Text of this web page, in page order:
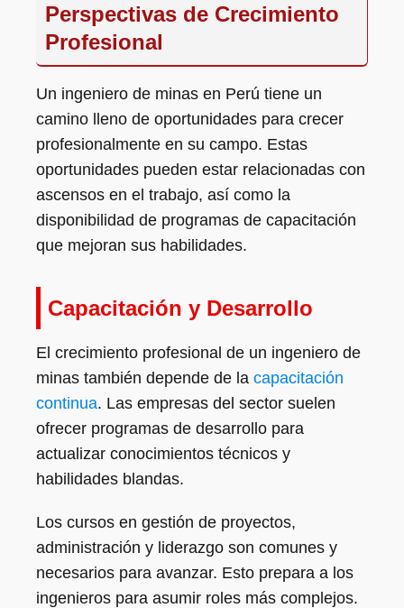
Perspectivas de Crecimiento
Profesional
Un ingeniero de minas en Perú tiene un
camino lleno de oportunidades para crecer
profesionalmente en su campo. Estas
oportunidades pueden estar relacionadas con
ascensos en el trabajo, así como la
disponibilidad de programas de capacitación
que mejoran sus habilidades.
Capacitación y Desarrollo
El crecimiento profesional de un ingeniero de
minas también depende de la capacitación
continua. Las empresas del sector suelen
ofrecer programas de desarrollo para
actualizar conocimientos técnicos y
habilidades blandas.
Los cursos en gestión de proyectos,
administración y liderazgo son comunes y
necesarios para avanzar. Esto prepara a los
ingenieros para asumir roles más complejos.